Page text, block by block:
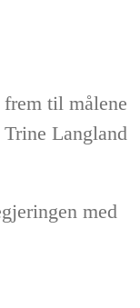
til målene
Langland
med